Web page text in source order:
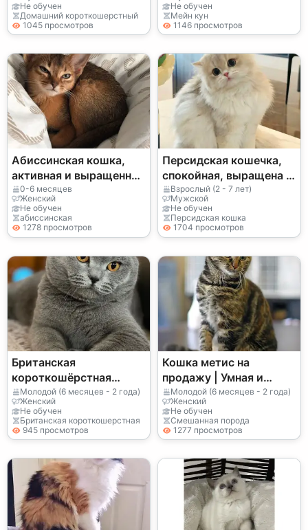
Не обучен
Домашний короткошерстный
1045 просмотров
питомник EdenLight
(WCF).
Не обучен
Мейн кун
1146 просмотров
Абиссинская кошка,
активная и выращенная
в доме
0-6 месяцев
Женский
Не обучен
абиссинская
1278 просмотров
Персидская кошечка,
спокойная, выращена в
домашних условиях
Взрослый (2 - 7 лет)
Мужской
Не обучен
Персидская кошка
1704 просмотров
Британская
короткошёрстная
кошка на продажу
Молодой (6 месяцев - 2 года)
Женский
Не обучен
Британская короткошерстная
945 просмотров
Кошка метис на
продажу | Умная и
ласковая
Молодой (6 месяцев - 2 года)
Женский
Не обучен
Смешанная порода
1277 просмотров